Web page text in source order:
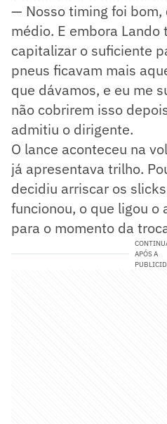
— Nosso timing foi bom,
médio. E embora Lando
capitalizar o suficiente
pneus ficavam mais
que dávamos, e eu me
não cobrirem isso
admitiu o dirigente.
O lance aconteceu na
já apresentava trilho.
decidiu arriscar os
funcionou, o que ligou o
para o momento da
APÓS A